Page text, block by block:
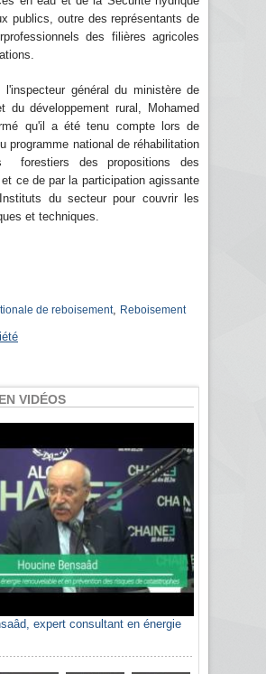
publics, outre des représentants de
des filières agricoles
l'inspecteur général du ministère de
du développement rural, Mohamed
qu'il a été tenu compte lors de
programme national de réhabilitation
forestiers des propositions des
ce de par la participation agissante
du secteur pour couvrir les
et techniques.
de reboisement, Reboisement
VIDÉOS
expert consultant en énergie